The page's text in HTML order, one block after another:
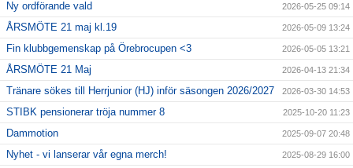
Ny ordförande vald 2026-05-25 09:14
ÅRSMÖTE 21 maj kl.19 2026-05-09 13:24
Fin klubbgemenskap på Örebrocupen <3 2026-05-05 13:21
ÅRSMÖTE 21 Maj 2026-04-13 21:34
Tränare sökes till Herrjunior (HJ) inför säsongen 2026/2027 2026-03-30 14:53
STIBK pensionerar tröja nummer 8 2025-10-20 11:23
Dammotion 2025-09-07 20:48
Nyhet - vi lanserar vår egna merch! 2025-08-29 16:00